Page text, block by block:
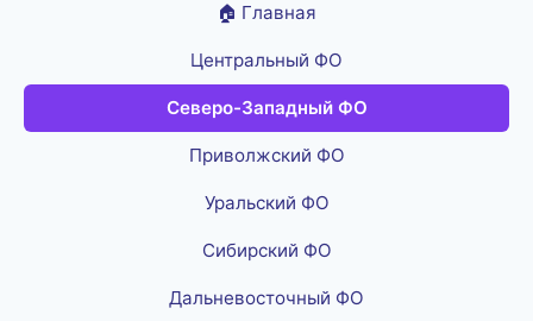
🏠 Главная
Центральный ФО
Северо-Западный ФО
Приволжский ФО
Уральский ФО
Сибирский ФО
Дальневосточный ФО